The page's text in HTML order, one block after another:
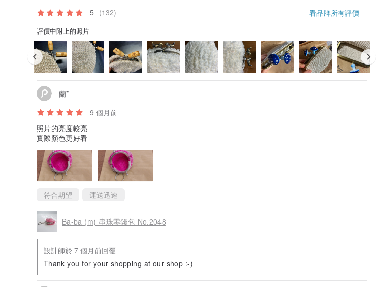
5 (132) 看品牌所有評價
評價中附上的照片
蘭*
9 個月前
照片的亮度較亮
實際顏色更好看
符合期望 運送迅速
Ba-ba (m) 串珠零錢包 No.2048
設計師於 7 個月前回覆
Thank you for your shopping at our shop :-)